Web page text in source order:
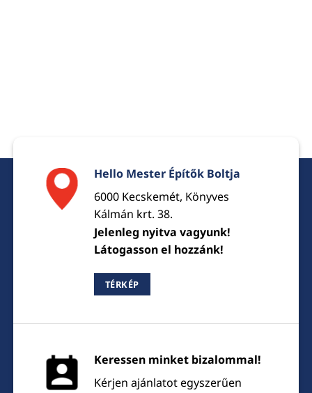
Hello Mester Építők Boltja
6000 Kecskemét, Könyves
Kálmán krt. 38.
Jelenleg nyitva vagyunk!
Látogasson el hozzánk!
TÉRKÉP
Keressen minket bizalommal!
Kérjen ajánlatot egyszerűen